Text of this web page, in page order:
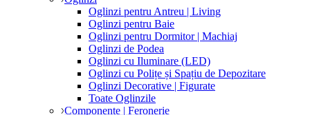
Oglinzi pentru Antreu | Living
Oglinzi pentru Baie
Oglinzi pentru Dormitor | Machiaj
Oglinzi de Podea
Oglinzi cu Iluminare (LED)
Oglinzi cu Polițe și Spațiu de Depozitare
Oglinzi Decorative | Figurate
Toate Oglinzile
Componente | Feronerie